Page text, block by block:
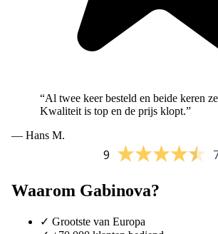
“Al twee keer besteld en beide keren
Kwaliteit is top en de prijs klopt.”